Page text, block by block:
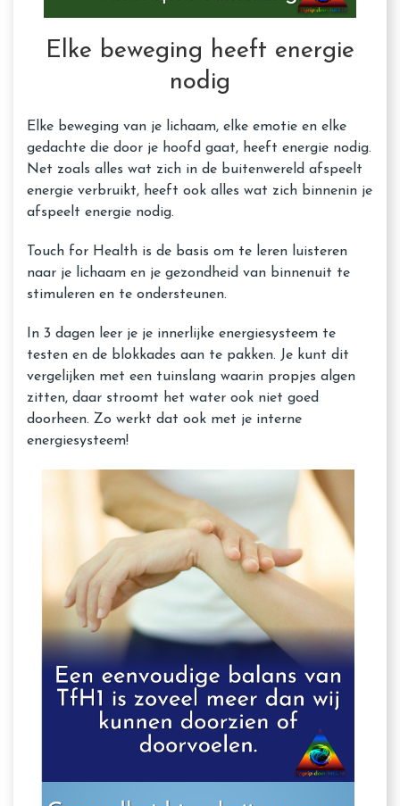
Elke beweging heeft energie
nodig
Elke beweging van je lichaam, elke emotie en elke
gedachte die door je hoofd gaat, heeft energie nodig.
Net zoals alles wat zich in de buitenwereld afspeelt
energie verbruikt, heeft ook alles wat zich binnenin je
afspeelt energie nodig.
Touch for Health is de basis om te leren luisteren
naar je lichaam en je gezondheid van binnenuit te
stimuleren en te ondersteunen.
In 3 dagen leer je je innerlijke energiesysteem te
testen en de blokkades aan te pakken. Je kunt dit
vergelijken met een tuinslang waarin propjes algen
zitten, daar stroomt het water ook niet goed
doorheen. Zo werkt dat ook met je interne
energiesysteem!